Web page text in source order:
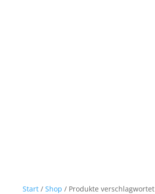
Start/ Shop / Produkte verschlagwortet